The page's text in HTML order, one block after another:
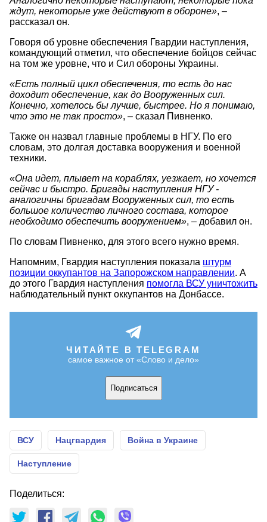
ждут, некоторые уже действуют в обороне», –
рассказал он.
Говоря об уровне обеспечения Гвардии наступления,
командующий отметил, что обеспечение бойцов сейчас
на том же уровне, что и Сил обороны Украины.
«Есть полный цикл обеспечения, то есть до нас
доходит обеспечение, как до Вооруженных сил.
Конечно, хотелось бы лучше, быстрее. Но я понимаю,
что это не так просто», – сказал Пивненко.
Также он назвал главные проблемы в НГУ. По его
словам, это долгая доставка вооружения и военной
техники.
«Она идет, плывет на кораблях, уезжает, но хочется
сейчас и быстро. Бригады наступления НГУ -
аналогичны бригадам Вооруженных сил, то есть
большое количество личного состава, которое
необходимо обеспечить вооружением», – добавил он.
По словам Пивненко, для этого всего нужно время.
Напомним, Гвардия наступления показала штурм
позиции оккупантов на Запорожском направлении. А
до этого Гвардия наступления помогла ВСУ уничтожить
наблюдательный пункт оккупантов на Донбассе.
ЧИТАЙТЕ В TELEGRAM
самое важное от «Слово и дело»
Подписаться
ВСУ Нацгвардия Война в Украине
Наступление
Поделиться: